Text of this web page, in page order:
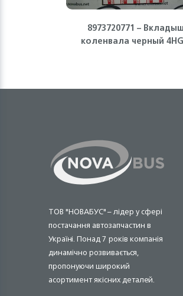
8973720771 – Вкладыш
коленвала черный
ТОВ "НОВАБУС" – лідер у сфері
постачання автозапчастин в
Україні. Понад 7 років компанія
динамічно розвивається,
пропонуючи широкий
асортимент якісних деталей.